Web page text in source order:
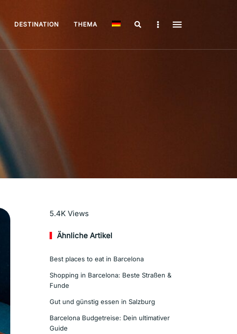
DESTINATION THEMA
SearchSidebar
Mehr lesen
5.4K Views
Ähnliche Artikel
Best places to eat in Barcelona
Shopping in Barcelona: Beste Straßen &
Funde
Gut und günstig essen in Salzburg
Barcelona Budgetreise: Dein ultimativer
Guide